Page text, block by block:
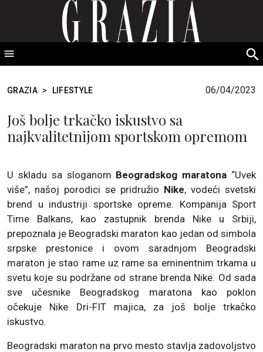
GRAZIA Srbija
GRAZIA > LIFESTYLE 06/04/2023
Još bolje trkačko iskustvo sa
najkvalitetnijom sportskom opremom
U skladu sa sloganom Beogradskog maratona “Uvek
više”, našoj porodici se pridružio Nike, vodeći svetski
brend u industriji sportske opreme. Kompanija Sport
Time Balkans, kao zastupnik brenda Nike u Srbiji,
prepoznala je Beogradski maraton kao jedan od simbola
srpske prestonice i ovom saradnjom Beogradski
maraton je stao rame uz rame sa eminentnim trkama u
svetu koje su podržane od strane brenda Nike. Od sada
sve učesnike Beogradskog maratona kao poklon
očekuje Nike Dri-FIT majica, za još bolje trkačko
iskustvo.
Beogradski maraton na prvo mesto stavlja zadovoljstvo